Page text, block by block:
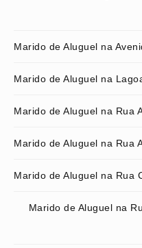
Marido de Aluguel na
Marido de Aluguel na
Marido de Aluguel na Rua
Marido de Aluguel na Rua
Marido de Aluguel na Rua
Marido de Aluguel na